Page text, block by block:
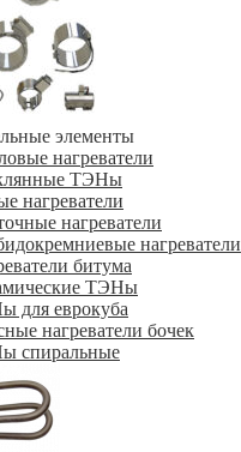
элементы
нагреватели
ТЭНы
нагреватели
нагреватели
нагреватели
битума
ТЭНы
для еврокуба
нагреватели бочек
спиральные